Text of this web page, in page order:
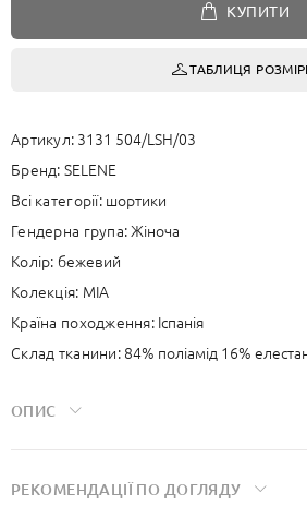
КУПИТИ
ТАБЛИЦЯ
Артикул: 3131 504/LSH/03
Бренд: SELENE
Всі категорії:шортики
Гендерна група:Жіноча
Колір: бежевий
Колекція: MIA
Країна походження: Іспанія
Склад тканини:84% поліамід 16%
ОПИС
мінімізації нерівностей та запобігання
РЕКОМЕНДАЦIЇ ПО ДОГЛЯДУ